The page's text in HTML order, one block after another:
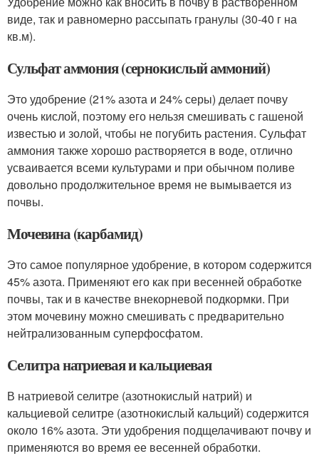
виде, так и равномерно рассыпать гранулы (30-40 г на
кв.м).
Сульфат аммония (сернокислый аммоний)
Это удобрение (21% азота и 24% серы) делает почву
очень кислой, поэтому его нельзя смешивать с гашеной
известью и золой, чтобы не погубить растения. Сульфат
аммония также хорошо растворяется в воде, отлично
усваивается всеми культурами и при обычном поливе
довольно продолжительное время не вымывается из
почвы.
Мочевина (карбамид)
Это самое популярное удобрение, в котором содержится
45% азота. Применяют его как при весенней обработке
почвы, так и в качестве внекорневой подкормки. При
этом мочевину можно смешивать с предварительно
нейтрализованным суперфосфатом.
Селитра натриевая и кальциевая
В натриевой селитре (азотнокислый натрий) и
кальциевой селитре (азотнокислый кальций) содержится
около 16% азота. Эти удобрения подщелачивают почву и
применяются во время ее весенней обработки.